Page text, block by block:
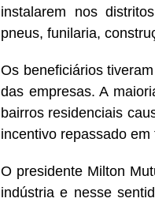
instalarem nos
pneus, funilaria,
Os beneficiários
das empresas. A
bairros residenciais
incentivo repassado
O presidente Milton
indústria e nesse